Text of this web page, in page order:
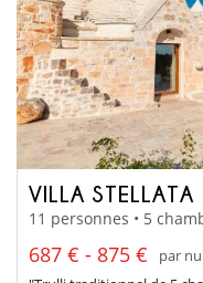
VILLA STELLATA
11 personnes • 5
687 € - 875 €
par